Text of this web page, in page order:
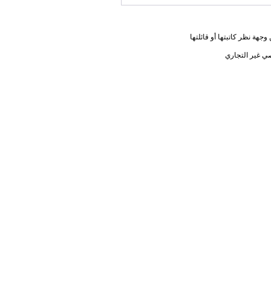
نظر كاتبتها أو قائلتها
غير التجاري